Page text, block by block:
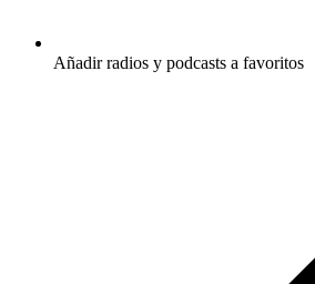
Añadir radios y podcasts a favoritos